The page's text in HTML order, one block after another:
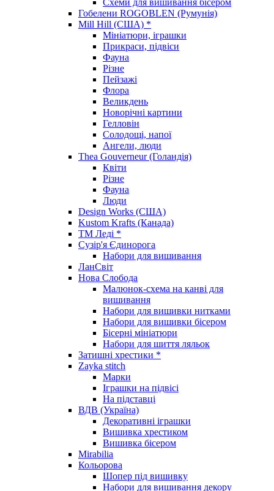
Гобелени ROGOBLEN (Румунія)
Mill Hill (США) *
Мініатюри, іграшки
Прикраси, підвіси
Фауна
Різне
Пейзажі
Флора
Великдень
Новорічні картини
Гелловін
Солодощі, напої
Ангели, люди
Thea Gouverneur (Голандія)
Квіти
Різне
Фауна
Люди
Design Works (США)
Kustom Krafts (Канада)
ТМ Леді *
Сузір'я Єдинорога
Набори для вишивання
ЛанСвіт
Нова Слобода
Малюнок-схема на канві для
вишивання
Набори для вишивки нитками
Набори для вишивки бісером
Бісерні мініатюри
Набори для шиття ляльок
Затишні хрестики *
Zayka stitch
Марки
Іграшки на підвісі
На підставці
ВДВ (Україна)
Декоративні іграшки
Вишивка хрестиком
Вишивка бісером
Mirabilia
Кольорова
Шопер під вишивку
Набори для вишивання декору